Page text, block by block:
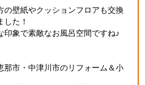
の壁紙やクッションフロアも交換
した！
印象で素敵なお風呂空間ですね♪
那市・中津川市のリフォーム＆小